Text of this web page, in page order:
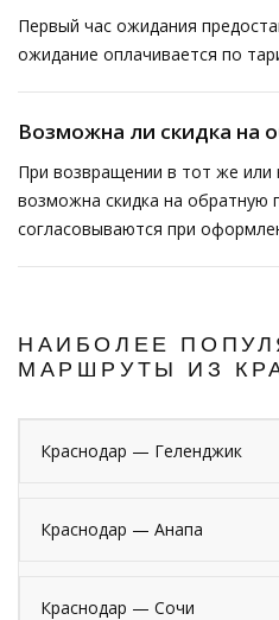
Первый час ожидания
ожидание оплачивается по
Возможна ли скидка на
При возвращении в тот же или
возможна скидка на обратную
согласовываются при
НАИБОЛЕЕ
МАРШРУТЫ ИЗ
Краснодар — Геленджик
Краснодар — Анапа
Краснодар — Сочи